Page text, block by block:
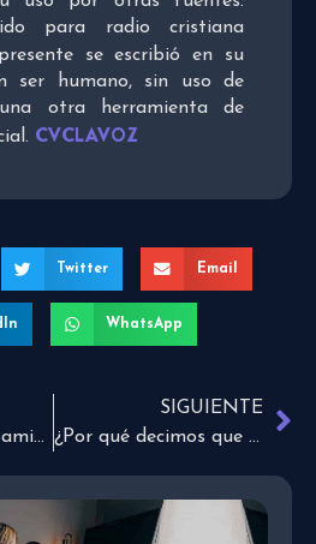
para radio cristiana
se escribió en su
ser humano, sin uso de
otra herramienta de
CVCLAVOZ
Twitter Email
WhatsApp
Tenemos al mejor amigo de todos
SIGUIENTE
¿Por qué decimos que la Palabra de Dios tiene poder?